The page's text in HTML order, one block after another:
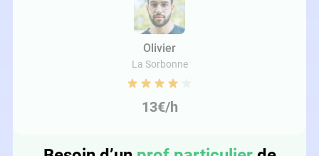
Olivier
La Sorbonne
13€/h